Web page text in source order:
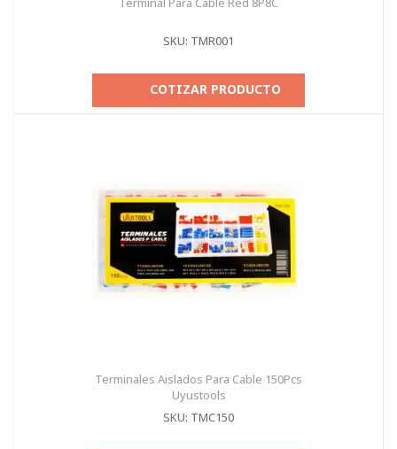
SKU: TMR001
COTIZAR PRODUCTO
Terminales Aislados Para Cable 150Pcs
Uyustools
SKU: TMC150